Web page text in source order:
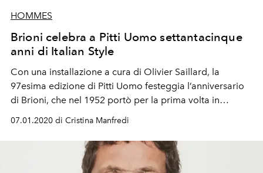
HOMMES
Brioni celebra a Pitti Uomo settantacinque
anni di Italian Style
Con una installazione a cura di Olivier Saillard, la
97esima edizione di Pitti Uomo festeggia l’anniversario
di Brioni, che nel 1952 portò per la prima volta in
passerella una sfilata uomo proprio a Firenze
07.01.2020 di Cristina Manfredi